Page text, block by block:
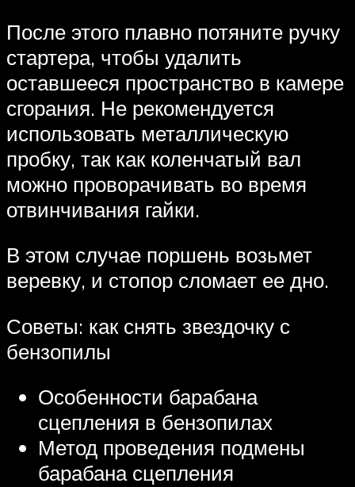
После этого плавно потяните ручку
стартера, чтобы удалить
оставшееся пространство в камере
сгорания. Не рекомендуется
использовать металлическую
пробку, так как коленчатый вал
можно проворачивать во время
отвинчивания гайки.
В этом случае поршень возьмет
веревку, и стопор сломает ее дно.
Советы: как снять звездочку с
бензопилы
Особенности барабана
сцепления в бензопилах
Метод проведения подмены
барабана сцепления